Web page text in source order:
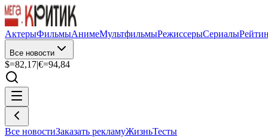
АктерыФильмыАнимеМультфильмыРежиссерыСериалы
Все новости
$=82,17|€=94,84
Все новостиЗаказать рекламуЖизньТесты